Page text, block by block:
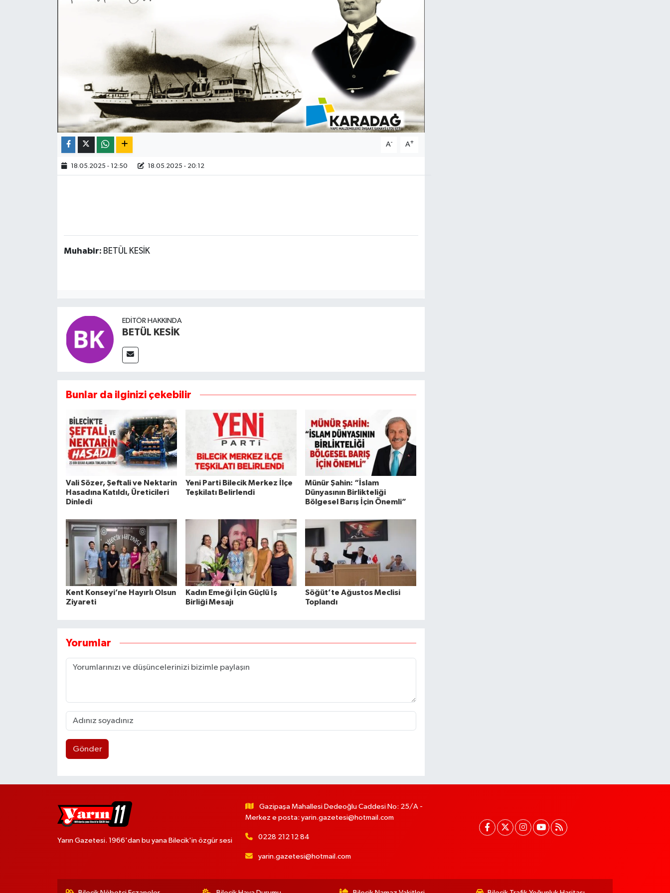
A- A+
18.05.2025 - 12:50 18.05.2025 - 20:12
Muhabir: BETÜL KESİK
EDITÖR HAKKINDA
BETÜL KESİK
Bunlar da ilginizi çekebilir
Vali Sözer, Şeftali ve Nektarin
Hasadına Katıldı, Üreticileri
Dinledi
Yeni Parti Bilecik Merkez İlçe
Teşkilatı Belirlendi
Münür Şahin: “İslam
Dünyasının Birlikteliği
Bölgesel Barış İçin Önemli”
Kent Konseyi’ne Hayırlı Olsun
Ziyareti
Kadın Emeği İçin Güçlü İş
Birliği Mesajı
Söğüt’te Ağustos Meclisi
Toplandı
Yorumlar
Gönder
Yarın Gazetesi. 1966'dan bu yana Bilecik'in özgür sesi
Gazipaşa Mahallesi Dedeoğlu Caddesi No: 25/A -
Merkez e posta: yarin.gazetesi@hotmail.com
0228 212 12 84
yarin.gazetesi@hotmail.com